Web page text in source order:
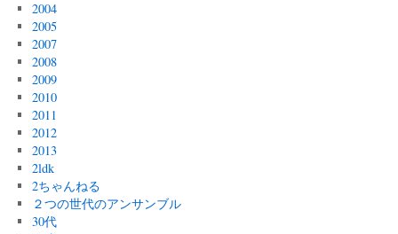
2004
2005
2007
2008
2009
2010
2011
2012
2013
2ldk
2ちゃんねる
２つの世代のアンサンブル
30代